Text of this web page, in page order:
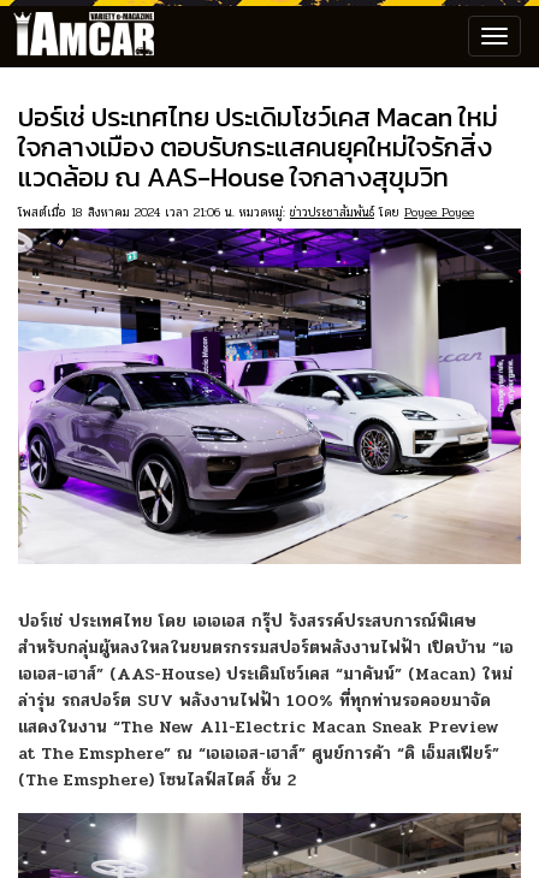
ปอร์เช่ ประเทศไทย ประเดิมโชว์เคส Macan ใหม่
ใจกลางเมือง ตอบรับกระแสคนยุคใหม่ใจรักสิ่ง
แวดล้อม ณ AAS-House ใจกลางสุขุมวิท
โพสต์เมื่อ 18 สิงหาคม 2024 เวลา 21:06 น. หมวดหมู่: ข่าวประชาสัมพันธ์โดย Poyee Poyee
ปอร์เช่ ประเทศไทย โดย เอเอเอส กรุ๊ป รังสรรค์ประสบการณ์พิเศษ
สำหรับกลุ่มผู้หลงใหลในยนตรกรรมสปอร์ตพลังงานไฟฟ้า เปิดบ้าน “เอ
เอเอส-เฮาส์” (AAS-House) ประเดิมโชว์เคส “มาคันน์” (Macan) ใหม่
ล่ารุ่น รถสปอร์ต SUV พลังงานไฟฟ้า 100% ที่ทุกท่านรอคอยมาจัด
แสดงในงาน “The New All-Electric Macan Sneak Preview
at The Emsphere” ณ “เอเอเอส-เฮาส์” ศูนย์การค้า “ดิ เอ็มสเฟียร์”
(The Emsphere) โซนไลฟ์สไตล์ ชั้น 2